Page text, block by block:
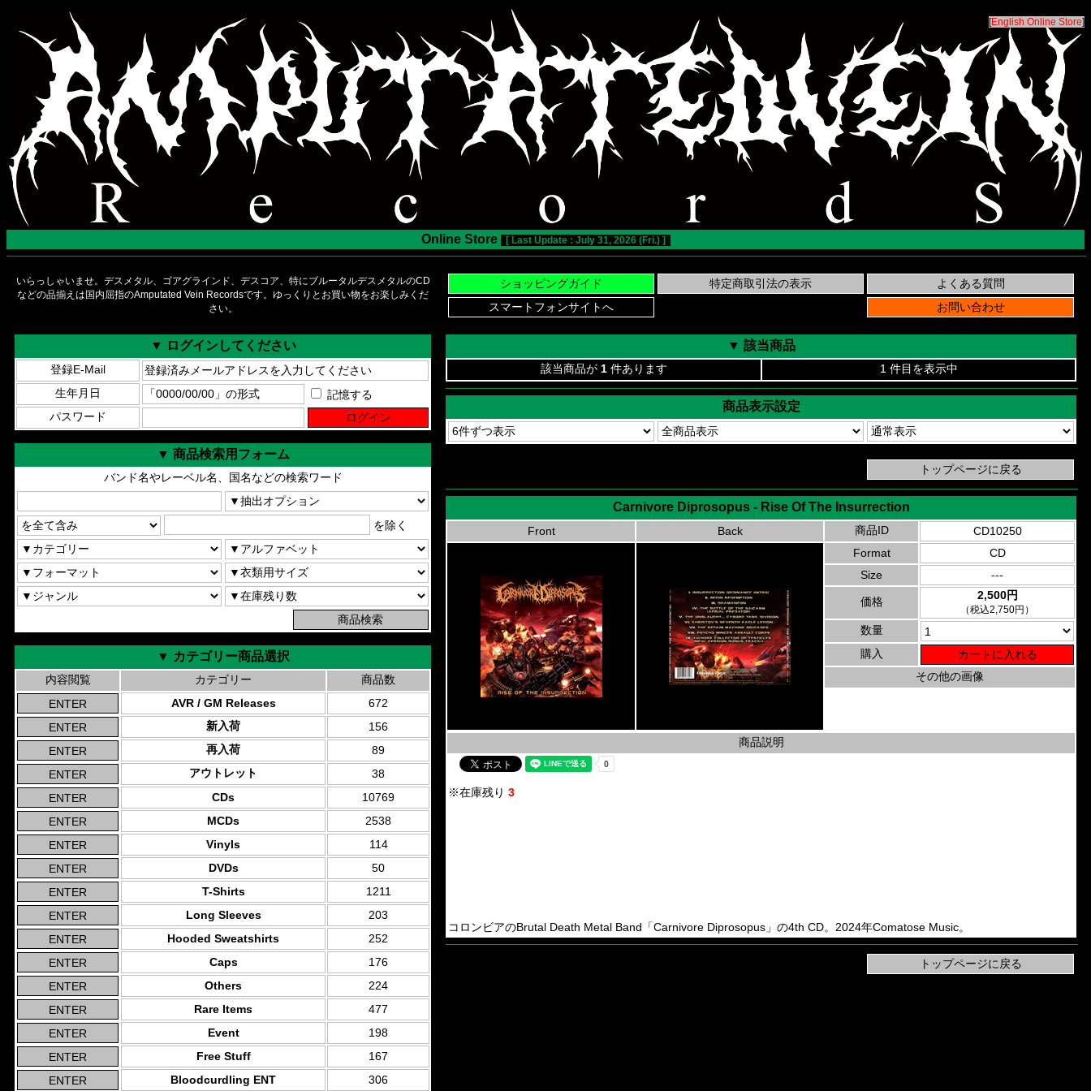
[English Online Store]
Online Store [ Last Update : July 31, 2026 (Fri.) ]
いらっしゃいませ。デスメタル、ゴアグラインド、デスコア、特にブルータルデスメタルのCD
などの品揃えは国内屈指のAmputated Vein Recordsです。ゆっくりとお買い物をお楽しみくだ
さい。
▼ ログインしてください
登録E-Mail
生年月日
記憶する
パスワード
▼ 商品検索用フォーム
バンド名やレーベル名、国名などの検索ワード
を除く
▼ カテゴリー商品選択
内容閲覧 カテゴリー
商品数
AVR / GM Releases
672
新入荷
156
再入荷
89
アウトレット
38
CDs
10769
MCDs
2538
Vinyls
114
DVDs
50
T-Shirts
1211
Long Sleeves
203
Hooded Sweatshirts
252
Caps
176
Others
224
Rare Items
477
Event
198
Free Stuff
167
Bloodcurdling ENT
306
▼ 該当商品
該当商品が 1 件あります 1 件目を表示中
商品表示設定
Carnivore Diprosopus - Rise Of The Insurrection
Front Back 商品ID
CD10250
Format
CD
Size
---
価格 2,500円
（税込2,750円）
数量
購入
その他の画像
商品説明
※在庫残り 3
コロンビアのBrutal Death Metal Band「Carnivore Diprosopus」の4th CD。2024年Comatose Music。